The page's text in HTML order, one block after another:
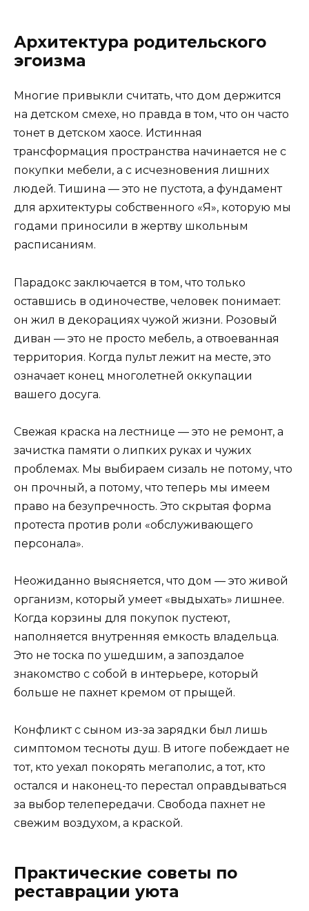
Архитектура родительского
эгоизма
Многие привыкли считать, что дом держится
на детском смехе, но правда в том, что он часто
тонет в детском хаосе. Истинная
трансформация пространства начинается не с
покупки мебели, а с исчезновения лишних
людей. Тишина — это не пустота, а фундамент
для архитектуры собственного «Я», которую мы
годами приносили в жертву школьным
расписаниям.
Парадокс заключается в том, что только
оставшись в одиночестве, человек понимает:
он жил в декорациях чужой жизни. Розовый
диван — это не просто мебель, а отвоеванная
территория. Когда пульт лежит на месте, это
означает конец многолетней оккупации
вашего досуга.
Свежая краска на лестнице — это не ремонт, а
зачистка памяти о липких руках и чужих
проблемах. Мы выбираем сизаль не потому, что
он прочный, а потому, что теперь мы имеем
право на безупречность. Это скрытая форма
протеста против роли «обслуживающего
персонала».
Неожиданно выясняется, что дом — это живой
организм, который умеет «выдыхать» лишнее.
Когда корзины для покупок пустеют,
наполняется внутренняя емкость владельца.
Это не тоска по ушедшим, а запоздалое
знакомство с собой в интерьере, который
больше не пахнет кремом от прыщей.
Конфликт с сыном из-за зарядки был лишь
симптомом тесноты душ. В итоге побеждает не
тот, кто уехал покорять мегаполис, а тот, кто
остался и наконец-то перестал оправдываться
за выбор телепередачи. Свобода пахнет не
свежим воздухом, а краской.
Практические советы по
реставрации уюта